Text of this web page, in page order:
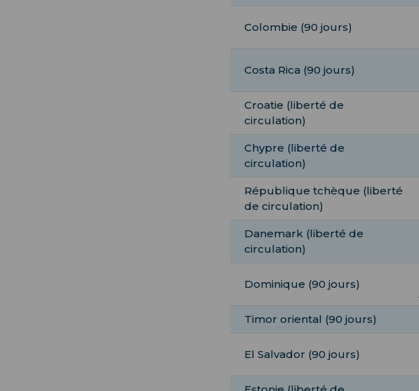
Colombie (90 jours)
Costa Rica (90 jours)
Croatie (liberté de
circulation)
Chypre (liberté de
circulation)
République tchèque (liberté
de circulation)
Danemark (liberté de
circulation)
Dominique (90 jours)
Timor oriental (90 jours)
El Salvador (90 jours)